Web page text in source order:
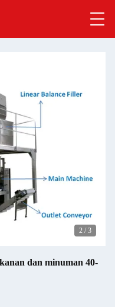
2 / 3
dan minuman 40-